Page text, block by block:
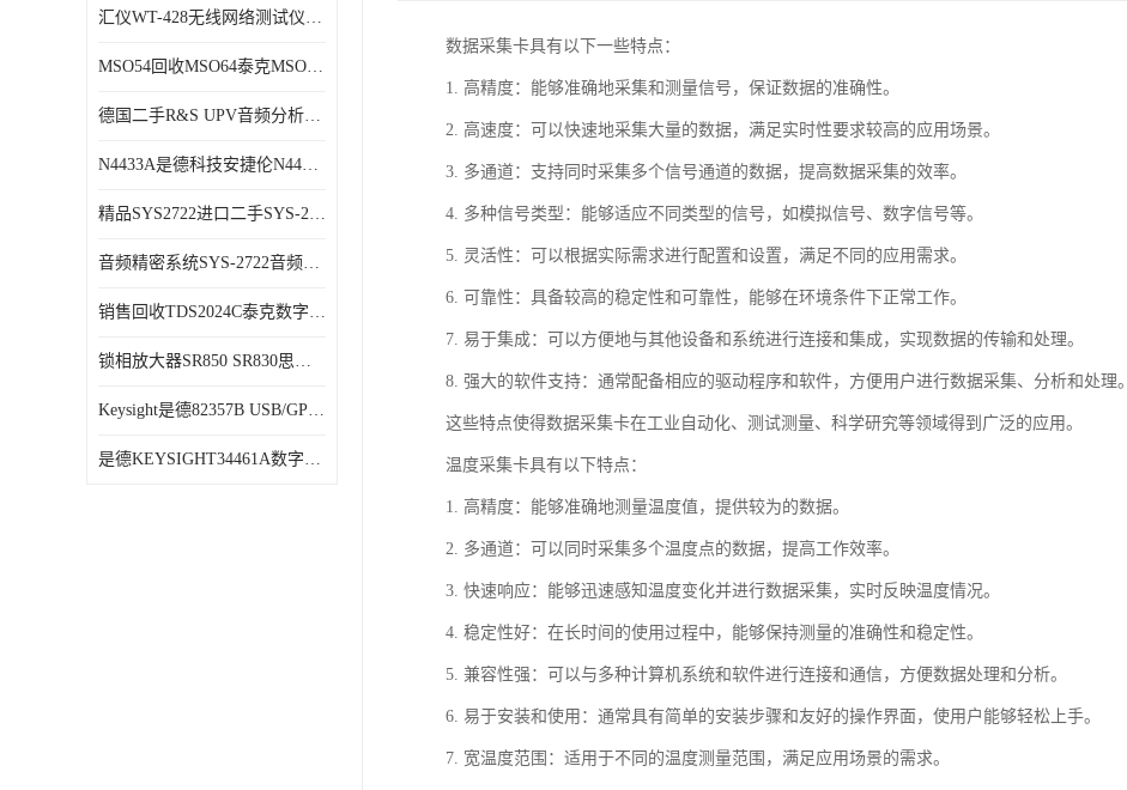
汇仪WT-428无线网络测试仪WT328销售/回收
MSO54回收MSO64泰克MSO56B混号示波器
德国二手R&S UPV音频分析仪长期销售回收
N4433A是德科技安捷伦N4433A网络分析仪校准件
精品SYS2722进口二手SYS-2722 音频分析仪
音频精密系统SYS-2722音频分析仪
销售回收TDS2024C泰克数字示波器TDS3054C
锁相放大器SR850 SR830思坦福
Keysight是德82357B USB/GPIB接口
是德KEYSIGHT34461A数字万用表六位半34470A
数据采集卡具有以下一些特点：
1. 高精度：能够准确地采集和测量信号，保证数据的准确性。
2. 高速度：可以快速地采集大量的数据，满足实时性要求较高的应用场景。
3. 多通道：支持同时采集多个信号通道的数据，提高数据采集的效率。
4. 多种信号类型：能够适应不同类型的信号，如模拟信号、数字信号等。
5. 灵活性：可以根据实际需求进行配置和设置，满足不同的应用需求。
6. 可靠性：具备较高的稳定性和可靠性，能够在环境条件下正常工作。
7. 易于集成：可以方便地与其他设备和系统进行连接和集成，实现数据的传输和处理。
8. 强大的软件支持：通常配备相应的驱动程序和软件，方便用户进行数据采集、分析和处理。
这些特点使得数据采集卡在工业自动化、测试测量、科学研究等领域得到广泛的应用。
温度采集卡具有以下特点：
1. 高精度：能够准确地测量温度值，提供较为的数据。
2. 多通道：可以同时采集多个温度点的数据，提高工作效率。
3. 快速响应：能够迅速感知温度变化并进行数据采集，实时反映温度情况。
4. 稳定性好：在长时间的使用过程中，能够保持测量的准确性和稳定性。
5. 兼容性强：可以与多种计算机系统和软件进行连接和通信，方便数据处理和分析。
6. 易于安装和使用：通常具有简单的安装步骤和友好的操作界面，使用户能够轻松上手。
7. 宽温度范围：适用于不同的温度测量范围，满足应用场景的需求。